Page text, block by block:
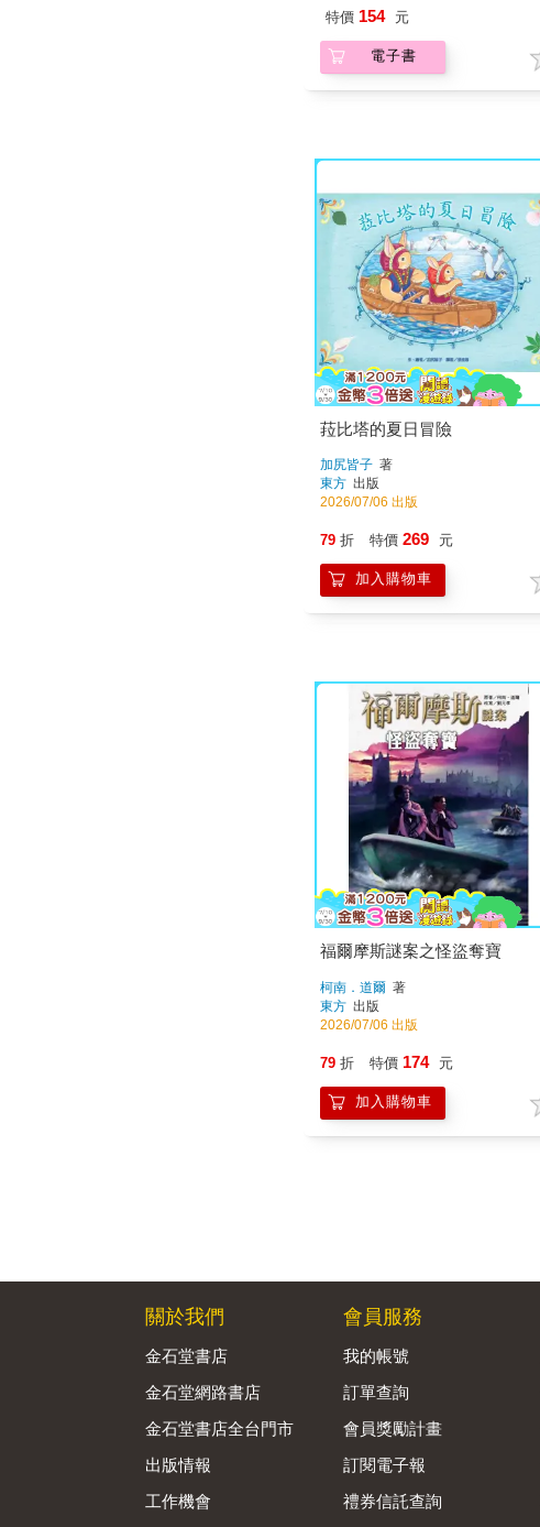
特價 154 元
電子書
菈比塔的夏日冒險
加尻皆子 著
東方 出版
2026/07/06 出版
79 折 特價 269 元
加入購物車
福爾摩斯謎案之怪盜奪寶
柯南．道爾 著
東方 出版
2026/07/06 出版
79 折 特價 174 元
加入購物車
關於我們
金石堂書店
金石堂網路書店
金石堂書店全台門市
出版情報
工作機會
會員服務
我的帳號
訂單查詢
會員獎勵計畫
訂閱電子報
禮券信託查詢